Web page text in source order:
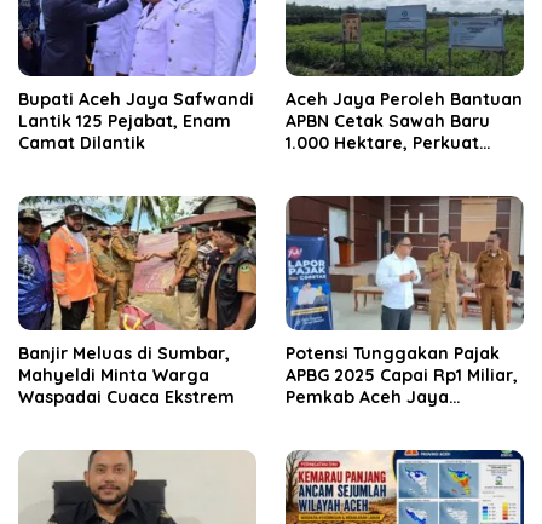
Bupati Aceh Jaya Safwandi
Lantik 125 Pejabat, Enam
Camat Dilantik
Aceh Jaya Peroleh Bantuan
APBN Cetak Sawah Baru
1.000 Hektare, Perkuat
Banjir Meluas di Sumbar,
Mahyeldi Minta Warga
Waspadai Cuaca Ekstrem
Potensi Tunggakan Pajak
APBG 2025 Capai Rp1 Miliar,
Pemkab Aceh Jaya